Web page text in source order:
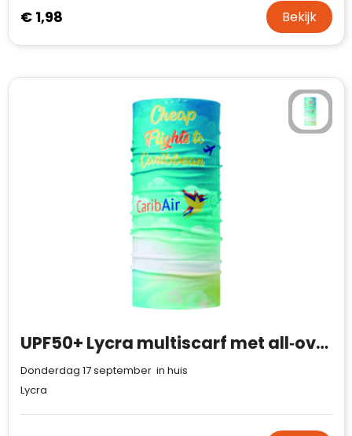
€ 1,98 Bekijk
UPF50+ Lycra multiscarf met all‑over print
Donderdag 17 september in huis
Lycra